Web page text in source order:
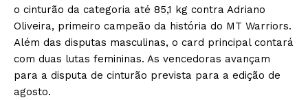
o cinturão da categoria até 85,1 kg contra Adriano
Oliveira, primeiro campeão da história do MT Warriors.
Além das disputas masculinas, o card principal contará
com duas lutas femininas. As vencedoras avançam
para a disputa de cinturão prevista para a edição de
agosto.